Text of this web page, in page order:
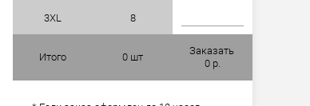
3XL 8
Итого 0 шт
Заказать
0 р.